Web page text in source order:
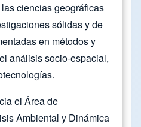
ciencias geográficas
sólidas y de
en métodos y
análisis socio-espacial,
el Área de
Ambiental y Dinámica